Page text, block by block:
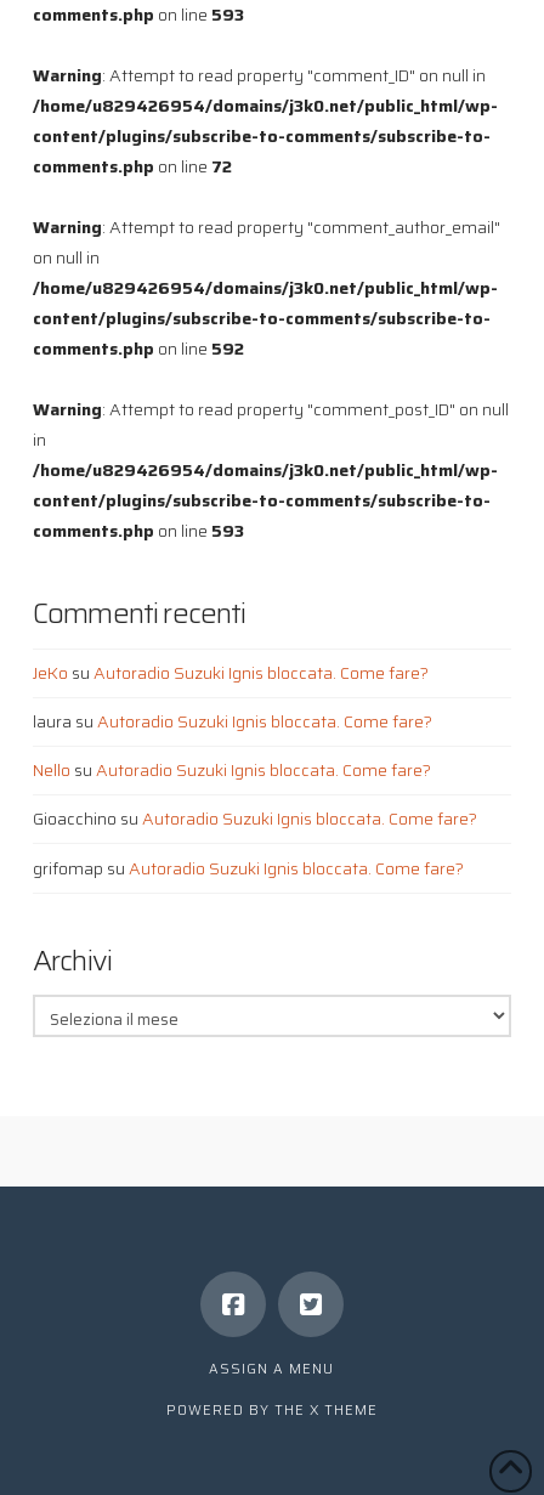
comments.php on line 593
Warning: Attempt to read property "comment_ID" on null in
/home/u829426954/domains/j3k0.net/public_html/wp-
content/plugins/subscribe-to-comments/subscribe-to-
comments.php on line 72
Warning: Attempt to read property "comment_author_email"
on null in
/home/u829426954/domains/j3k0.net/public_html/wp-
content/plugins/subscribe-to-comments/subscribe-to-
comments.php on line 592
Warning: Attempt to read property "comment_post_ID" on null
in
/home/u829426954/domains/j3k0.net/public_html/wp-
content/plugins/subscribe-to-comments/subscribe-to-
comments.php on line 593
Commenti recenti
JeKo suAutoradio Suzuki Ignis bloccata. Come fare?
laura suAutoradio Suzuki Ignis bloccata. Come fare?
Nello suAutoradio Suzuki Ignis bloccata. Come fare?
Gioacchino suAutoradio Suzuki Ignis bloccata. Come fare?
grifomap suAutoradio Suzuki Ignis bloccata. Come fare?
Archivi
Archivi
ASSIGN A MENU
POWERED BY THE X THEME